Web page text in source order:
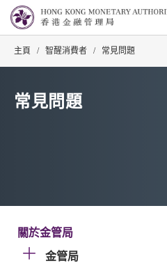
主頁 / 智醒消費者 / 常見問題
常見問題
關於金管局
金管局